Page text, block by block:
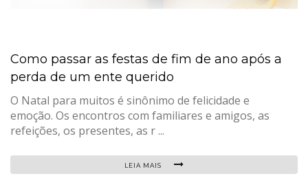
Como passar as festas de fim de ano após a
perda de um ente querido
O Natal para muitos é sinônimo de felicidade e
emoção. Os encontros com familiares e amigos, as
refeições, os presentes, as r ...
LEIA MAIS